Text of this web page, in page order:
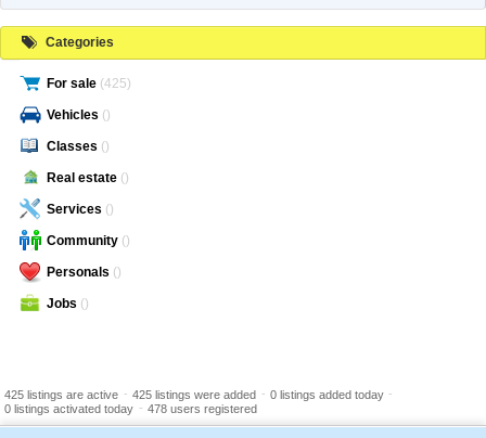
Categories
For sale (425)
Vehicles ()
Classes ()
Real estate ()
Services ()
Community ()
Personals ()
Jobs ()
425 listings are active - 425 listings were added - 0 listings added today -
0 listings activated today - 478 users registered